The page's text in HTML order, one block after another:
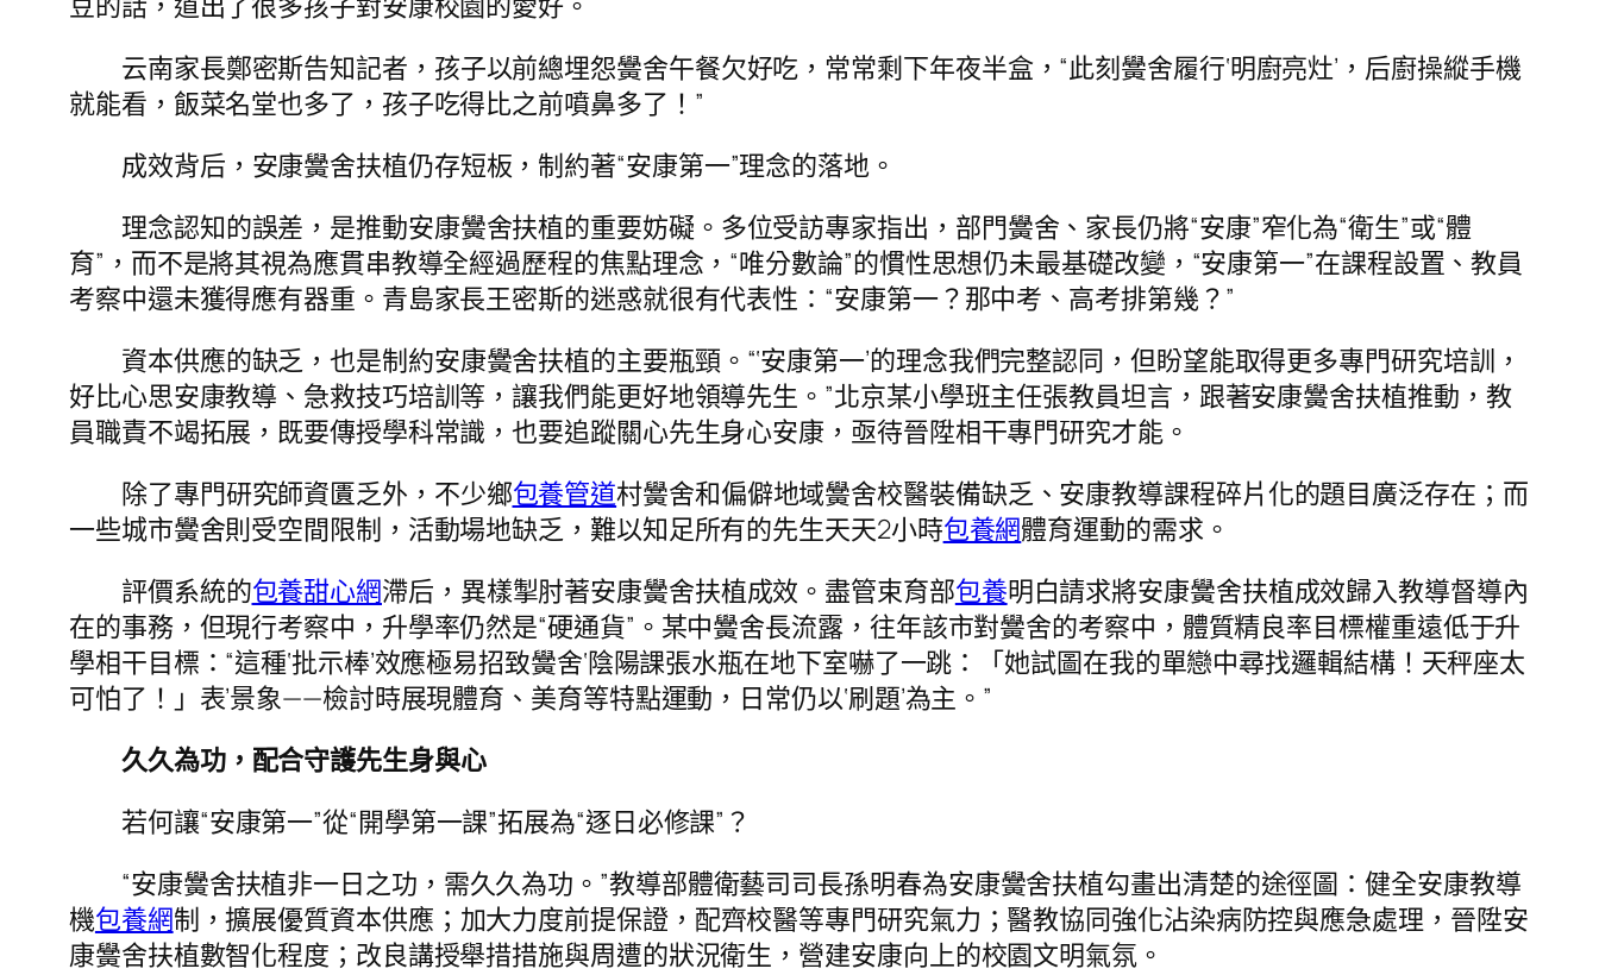
云南家長鄭密斯告知記者，孩子以前總埋怨黌舍午餐欠好吃，常常剩下年夜半盒，“此刻黌舍履行‘明廚亮灶’，后廚操縱手機
就能看，飯菜名堂也多了，孩子吃得比之前噴鼻多了！”
成效背后，安康黌舍扶植仍存短板，制約著“安康第一”理念的落地。
理念認知的誤差，是推動安康黌舍扶植的重要妨礙。多位受訪專家指出，部門黌舍、家長仍將“安康”窄化為“衛生”或“體
育”，而不是將其視為應貫串教導全經過歷程的焦點理念，“唯分數論”的慣性思想仍未最基礎改變，“安康第一”在課程設置、教員
考察中還未獲得應有器重。青島家長王密斯的迷惑就很有代表性：“安康第一？那中考、高考排第幾？”
資本供應的缺乏，也是制約安康黌舍扶植的主要瓶頸。“‘安康第一’的理念我們完整認同，但盼望能取得更多專門研究培訓，
好比心思安康教導、急救技巧培訓等，讓我們能更好地領導先生。”北京某小學班主任張教員坦言，跟著安康黌舍扶植推動，教
員職責不竭拓展，既要傳授學科常識，也要追蹤關心先生身心安康，亟待晉陞相干專門研究才能。
除了專門研究師資匱乏外，不少鄉包養管道村黌舍和偏僻地域黌舍校醫裝備缺乏、安康教導課程碎片化的題目廣泛存在；而
一些城市黌舍則受空間限制，活動場地缺乏，難以知足所有的先生天天2小時包養網體育運動的需求。
評價系統的包養甜心網滯后，異樣掣肘著安康黌舍扶植成效。盡管束育部包養明白請求將安康黌舍扶植成效歸入教導督導內
在的事務，但現行考察中，升學率仍然是“硬通貨”。某中黌舍長流露，往年該市對黌舍的考察中，體質精良率目標權重遠低于升
學相干目標：“這種‘批示棒’效應極易招致黌舍‘陰陽課張水瓶在地下室嚇了一跳：「她試圖在我的單戀中尋找邏輯結構！天秤座太
可怕了！」表’景象——檢討時展現體育、美育等特點運動，日常仍以‘刷題’為主。”
久久為功，配合守護先生身與心
若何讓“安康第一”從“開學第一課”拓展為“逐日必修課”？
“安康黌舍扶植非一日之功，需久久為功。”教導部體衛藝司司長孫明春為安康黌舍扶植勾畫出清楚的途徑圖：健全安康教導
機包養網制，擴展優質資本供應；加大力度前提保證，配齊校醫等專門研究氣力；醫教協同強化沾染病防控與應急處理，晉陞安
康黌舍扶植數智化程度；改良講授舉措措施與周遭的狀況衛生，營建安康向上的校園文明氣氛。